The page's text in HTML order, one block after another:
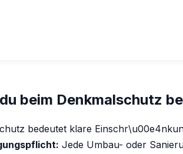
beim Denkmalschutz
bedeutet klare
Jede Umbau- oder